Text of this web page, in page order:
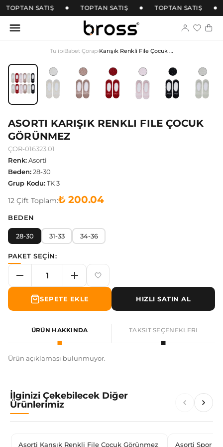
TOPTAN SATIŞ TOPTAN SATIŞ TOPTAN SATIŞ
Tulip›Babet Çorap› Karışık Renkli File Çocuk Görünmez
ASORTI KARIŞIK RENKLI FILE ÇOCUK
GÖRÜNMEZ
ÇOR-016323.01
Renk:Asorti
Beden:28-30
Grup Kodu:TK 3
12 Çift Toplam:₺ 200.04
BEDEN
28-30 31-33 34-36
PAKET SEÇİN:
SEPETE EKLE HIZLI SATIN AL
ÜRÜN HAKKINDA TAKSIT SEÇENEKLERI
Ürün açıklaması bulunmuyor.
İlginizi Çekebilecek Diğer
Ürünlerimiz
Asorti Karışık Renkli File Çocuk Görünmez Asorti Spor